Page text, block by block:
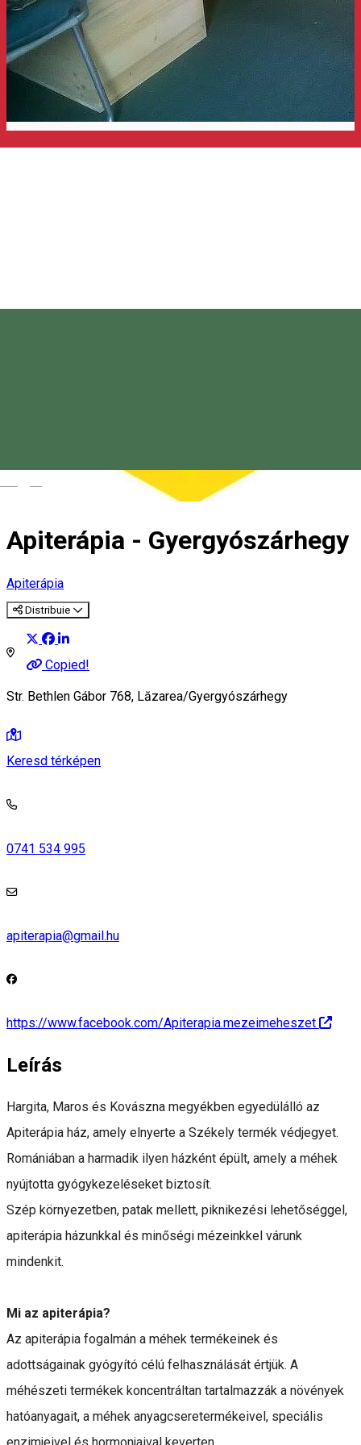
Apiterápia - Gyergyószárhegy
Apiterápia
Distribuie
Copied!
Str. Bethlen Gábor 768, Lăzarea/Gyergyószárhegy
Keresd térképen
0741 534 995
apiterapia@gmail.hu
https://www.facebook.com/Apiterapia.mezeimeheszet
Leírás
Hargita, Maros és Kovászna megyékben egyedülálló az
Apiterápia ház, amely elnyerte a Székely termék védjegyet.
Romániában a harmadik ilyen házként épült, amely a méhek
nyújtotta gyógykezeléseket biztosít.
Szép környezetben, patak mellett, piknikezési lehetőséggel,
apiterápia házunkkal és minőségi mézeinkkel várunk
mindenkit.
Mi az apiterápia?
Az apiterápia fogalmán a méhek termékeinek és
adottságainak gyógyító célú felhasználását értjük. A
méhészeti termékek koncentráltan tartalmazzák a növények
hatóanyagait, a méhek anyagcseretermékeivel, speciális